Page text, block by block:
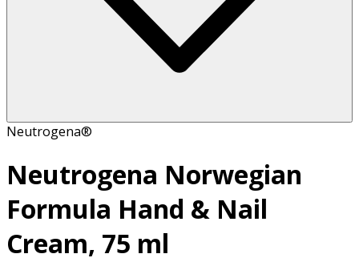
Neutrogena®
Neutrogena Norwegian
Formula Hand & Nail
Cream, 75 ml